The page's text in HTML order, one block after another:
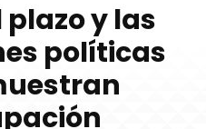
plazo y las
políticas